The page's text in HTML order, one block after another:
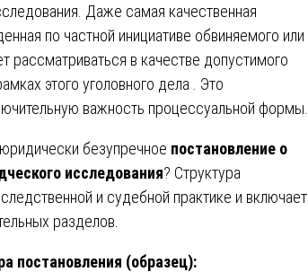
Даже самая качественная
по частной инициативе обвиняемого или
рассматриваться в качестве допустимого
этого уголовного дела . Это
важность процессуальной формы.
безупречное постановление о
исследования? Структура
и судебной практике и включает
разделов.
постановления (образец):